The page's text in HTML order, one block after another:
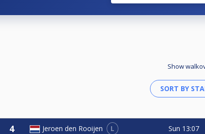
wedstrijdleiding is bepalend hierin).
Show
Jeroen den Rooijen L Sun 13:07